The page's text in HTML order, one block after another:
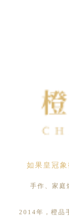
如果皇冠
手作、家庭
2014年，橙品